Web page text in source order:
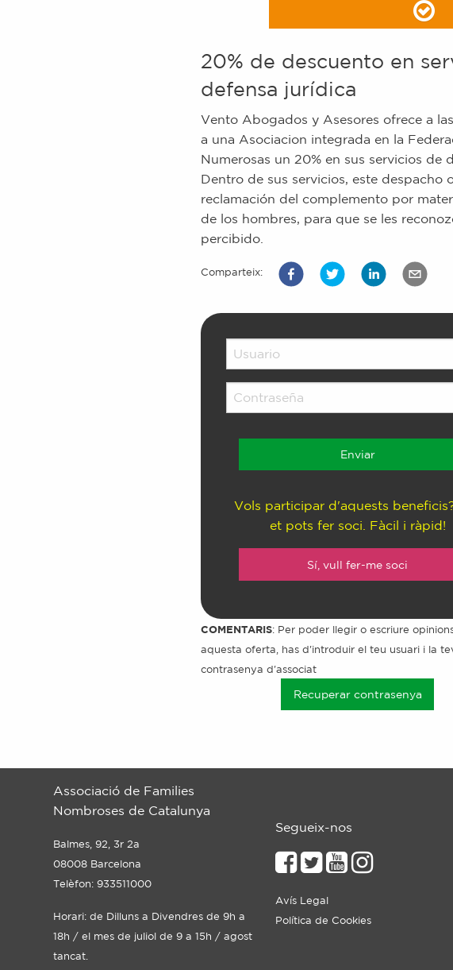
20% de descuento en
defensa jurídica
Vento Abogados y Asesores ofrece a
a una Asociacion integrada en la
Numerosas un 20% en sus servicios de
Dentro de sus servicios, este despacho
reclamación del complemento por
de los hombres, para que se les
percibido.
Comparteix:
Vols participar d'aquests
et pots fer soci. Fàcil i ràpid!
Sí, vull fer-me soci
COMENTARIS: Per poder llegir o escriure
aquesta oferta, has d'introduir el teu usuari i la
contrasenya d'associat
Recuperar contrasenya
Associació de Families
Nombroses de Catalunya
Balmes, 92, 3r 2a
08008 Barcelona
Telèfon: 933511000
Horari: de Dilluns a Divendres de 9h a
18h / el mes de juliol de 9 a 15h / agost
tancat.
Segueix-nos
Avís Legal
Política de Cookies